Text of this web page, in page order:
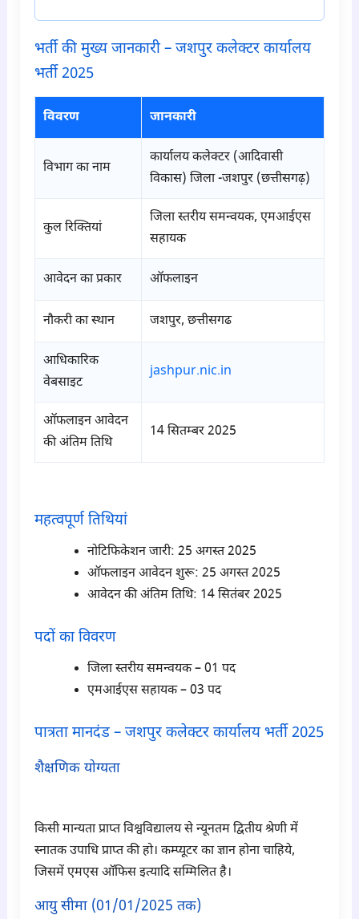
भर्ती की मुख्य जानकारी – जशपुर कलेक्टर कार्यालय
भर्ती 2025
विवरण जानकारी
विभाग का नाम
कार्यालय कलेक्टर (आदिवासी
विकास) जिला -जशपुर (छत्तीसगढ़)
कुल रिक्तियां
जिला स्तरीय समन्वयक, एमआईएस
सहायक
आवेदन का प्रकार ऑफलाइन
नौकरी का स्थान जशपुर, छत्तीसगढ
आधिकारिक
वेबसाइट
jashpur.nic.in
ऑफलाइन आवेदन
की अंतिम तिथि
14 सितम्बर 2025
महत्वपूर्ण तिथियां
नोटिफिकेशन जारी: 25 अगस्त 2025
ऑफलाइन आवेदन शुरू: 25 अगस्त 2025
आवेदन की अंतिम तिथि: 14 सितंबर 2025
पदों का विवरण
जिला स्तरीय समन्वयक – 01 पद
एमआईएस सहायक – 03 पद
पात्रता मानदंड – जशपुर कलेक्टर कार्यालय भर्ती 2025
शैक्षणिक योग्यता
किसी मान्यता प्राप्त विश्वविद्यालय से न्यूनतम द्वितीय श्रेणी में
स्नातक उपाधि प्राप्त की हो। कम्प्यूटर का ज्ञान होना चाहिये,
जिसमें एमएस ऑफिस इत्यादि सम्मिलित है।
आयु सीमा (01/01/2025 तक)